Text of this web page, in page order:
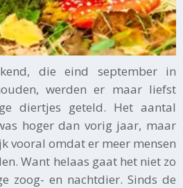
die eind september in
werden er maar liefst
diertjes geteld. Het aantal
hoger dan vorig jaar, maar
vooral omdat er meer mensen
Want helaas gaat het niet zo
zoog- en nachtdier. Sinds de